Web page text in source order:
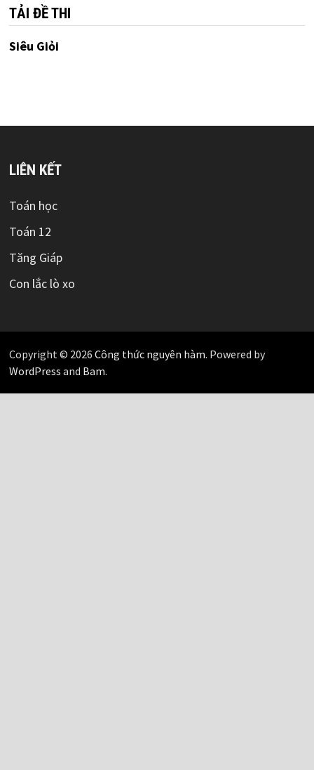
TẢI ĐỀ THI
Siêu Giỏi
LIÊN KẾT
Toán học
Toán 12
Tăng Giáp
Con lắc lò xo
Copyright © 2026 Công thức nguyên hàm. Powered by
WordPress and Bam.